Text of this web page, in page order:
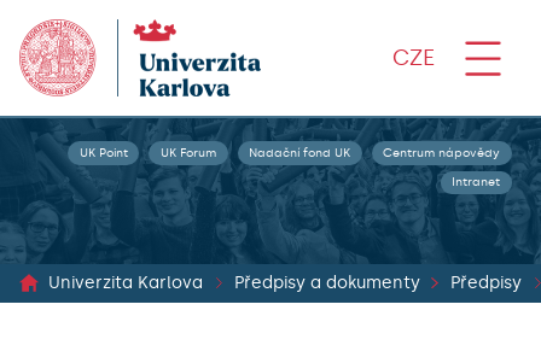
CZE
UK Point UK Forum Nadační fond UK Centrum nápovědy
Intranet
Univerzita Karlova Předpisy a dokumenty Předpisy